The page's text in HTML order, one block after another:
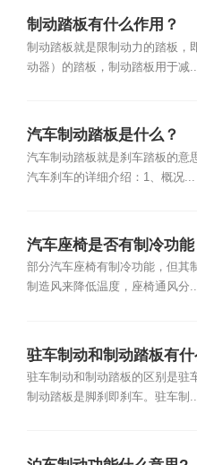
制动踏板有什么作用？
制动踏板就是限制动力的踏板，
动器）的踏板，制动踏板用于减...
汽车制动踏板是什么？
汽车制动踏板就是刹车踏板的意
汽车刹车的详细介绍：1、概况...
汽车座椅是否有制冷功能
部分汽车座椅有制冷功能，但其
制造风来降低温度，座椅通风分
驻车制动和制动踏板有什
驻车制动和制动踏板的区别是驻
制动踏板是脚刹即刹车。驻车制